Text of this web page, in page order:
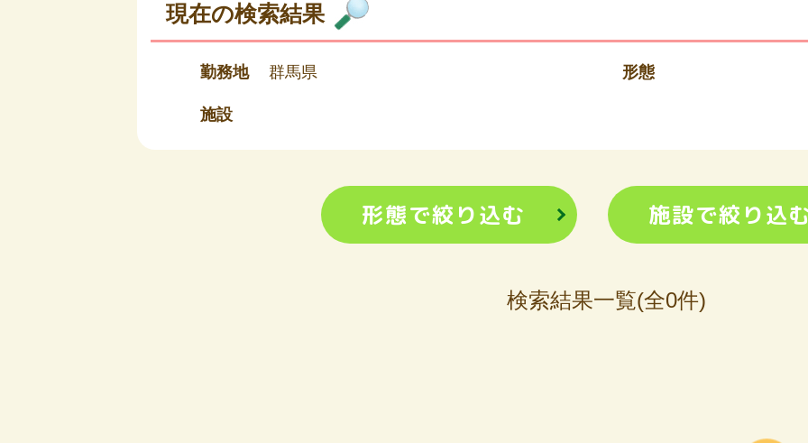
現在の検索結果
勤務地 群馬県 形態
施設
形態で絞り込む 施設で絞り込
検索結果一覧(全0件)